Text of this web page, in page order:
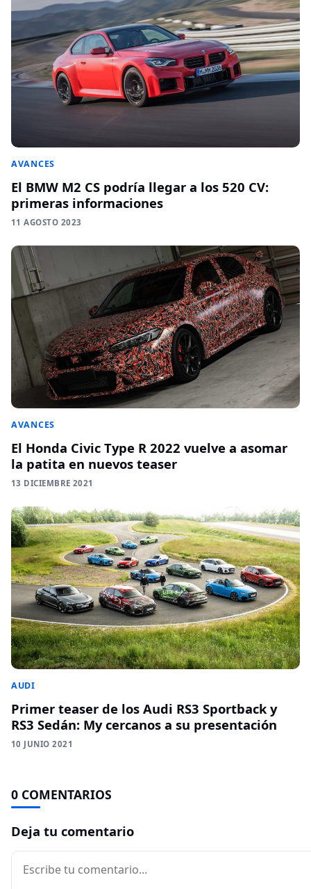
AVANCES
El BMW M2 CS podría llegar a los 520 CV:
primeras informaciones
11 AGOSTO 2023
AVANCES
El Honda Civic Type R 2022 vuelve a asomar
la patita en nuevos teaser
13 DICIEMBRE 2021
AUDI
Primer teaser de los Audi RS3 Sportback y
RS3 Sedán: My cercanos a su presentación
10 JUNIO 2021
0 COMENTARIOS
Deja tu comentario
Comentario